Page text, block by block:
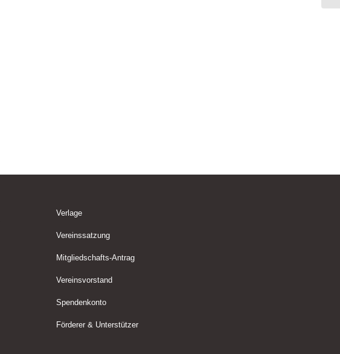
Verlage
Vereinssatzung
Mitgliedschafts-Antrag
Vereinsvorstand
Spendenkonto
Förderer & Unterstützer